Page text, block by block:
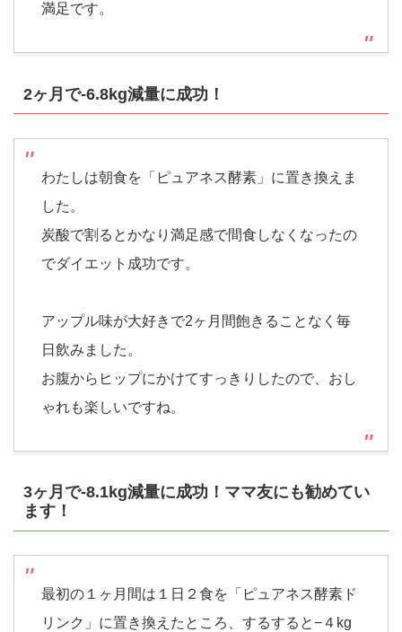
満足です。
2ヶ月で-6.8kg減量に成功！
わたしは朝食を「ピュアネス酵素」に置き換えま
した。
炭酸で割るとかなり満足感で間食しなくなったの
でダイエット成功です。
アップル味が大好きで2ヶ月間飽きることなく毎
日飲みました。
お腹からヒップにかけてすっきりしたので、おし
ゃれも楽しいですね。
3ヶ月で-8.1kg減量に成功！ママ友にも勧めてい
ます！
最初の１ヶ月間は１日２食を「ピュアネス酵素ド
リンク」に置き換えたところ、するすると−４kg